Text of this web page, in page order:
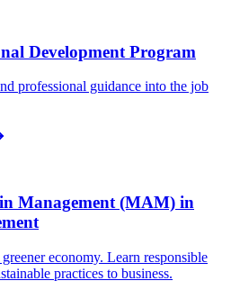
Development Program
professional guidance into the job
Management (MAM) in
economy. Learn responsible
practices to business.